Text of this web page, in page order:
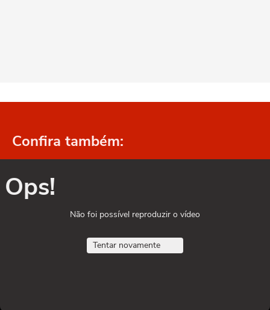
Confira também:
Ops!
Não foi possível reproduzir o vídeo
Tentar novamente